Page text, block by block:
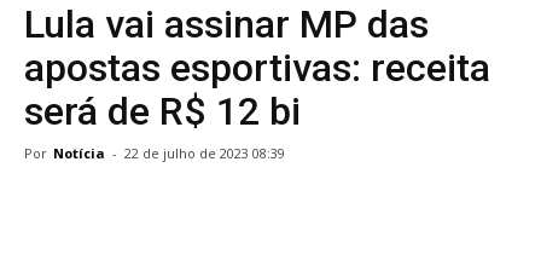
Lula vai assinar MP das
apostas esportivas: receita
será de R$ 12 bi
Por Notícia - 22 de julho de 2023 08:39